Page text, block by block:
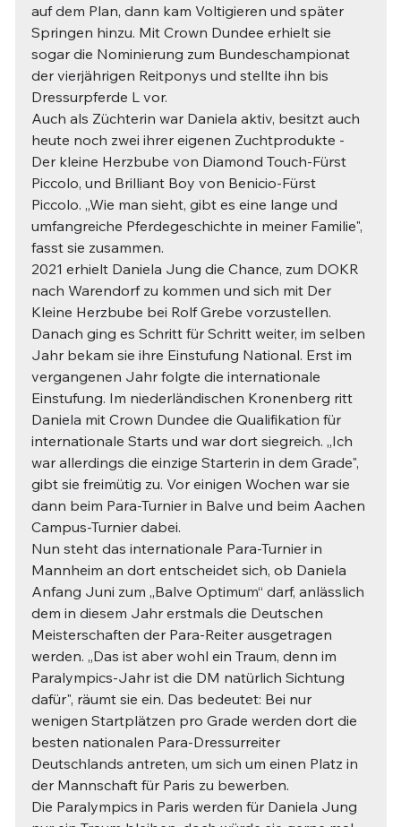
auf dem Plan, dann kam Voltigieren und später
Springen hinzu. Mit Crown Dundee erhielt sie
sogar die Nominierung zum Bundeschampionat
der vierjährigen Reitponys und stellte ihn bis
Dressurpferde L vor.
Auch als Züchterin war Daniela aktiv, besitzt auch
heute noch zwei ihrer eigenen Zuchtprodukte -
Der kleine Herzbube von Diamond Touch-Fürst
Piccolo, und Brilliant Boy von Benicio-Fürst
Piccolo. „Wie man sieht, gibt es eine lange und
umfangreiche Pferdegeschichte in meiner Familie",
fasst sie zusammen.
2021 erhielt Daniela Jung die Chance, zum DOKR
nach Warendorf zu kommen und sich mit Der
Kleine Herzbube bei Rolf Grebe vorzustellen.
Danach ging es Schritt für Schritt weiter, im selben
Jahr bekam sie ihre Einstufung National. Erst im
vergangenen Jahr folgte die internationale
Einstufung. Im niederländischen Kronenberg ritt
Daniela mit Crown Dundee die Qualifikation für
internationale Starts und war dort siegreich. „Ich
war allerdings die einzige Starterin in dem Grade",
gibt sie freimütig zu. Vor einigen Wochen war sie
dann beim Para-Turnier in Balve und beim Aachen
Campus-Turnier dabei.
Nun steht das internationale Para-Turnier in
Mannheim an dort entscheidet sich, ob Daniela
Anfang Juni zum „Balve Optimum“ darf, anlässlich
dem in diesem Jahr erstmals die Deutschen
Meisterschaften der Para-Reiter ausgetragen
werden. „Das ist aber wohl ein Traum, denn im
Paralympics-Jahr ist die DM natürlich Sichtung
dafür", räumt sie ein. Das bedeutet: Bei nur
wenigen Startplätzen pro Grade werden dort die
besten nationalen Para-Dressurreiter
Deutschlands antreten, um sich um einen Platz in
der Mannschaft für Paris zu bewerben.
Die Paralympics in Paris werden für Daniela Jung